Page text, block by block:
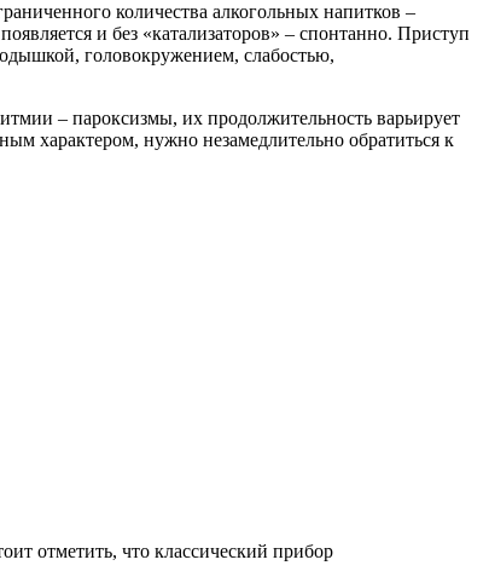
количества алкогольных напитков –
и без «катализаторов» – спонтанно. Приступ
головокружением, слабостью,
– пароксизмы, их продолжительность варьирует
характером, нужно незамедлительно обратиться к
отметить, что классический прибор